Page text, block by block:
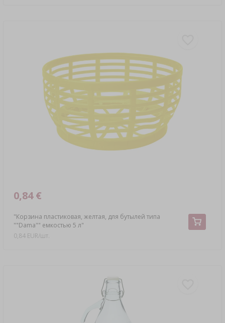
"Корзина пластиковая, желтая, для бутылей типа
""Dama"" емкостью 5 л"
0,84 €
0,84 EUR/шт.